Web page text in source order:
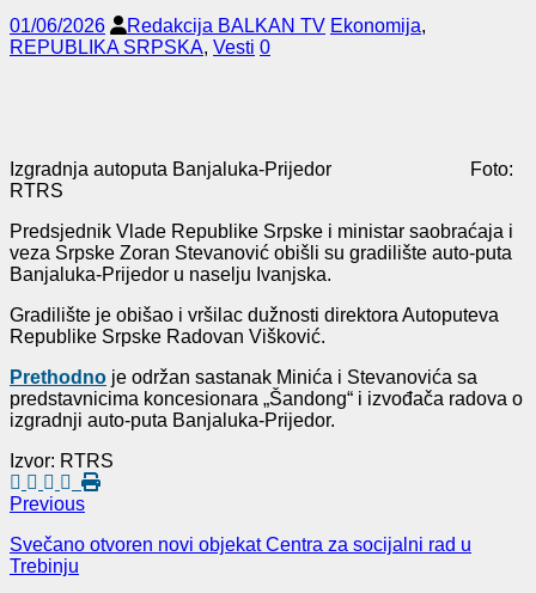
01/06/2026 Redakcija BALKAN TV Ekonomija,
REPUBLIKA SRPSKA, Vesti 0
Izgradnja autoputa Banjaluka-Prijedor Foto:
RTRS
Predsjednik Vlade Republike Srpske i ministar saobraćaja i
veza Srpske Zoran Stevanović obišli su gradilište auto-puta
Banjaluka-Prijedor u naselju Ivanjska.
Gradilište je obišao i vršilac dužnosti direktora Autoputeva
Republike Srpske Radovan Višković.
Prethodno je održan sastanak Minića i Stevanovića sa
predstavnicima koncesionara „Šandong“ i izvođača radova o
izgradnji auto-puta Banjaluka-Prijedor.
Izvor: RTRS
Previous
Svečano otvoren novi objekat Centra za socijalni rad u
Trebinju